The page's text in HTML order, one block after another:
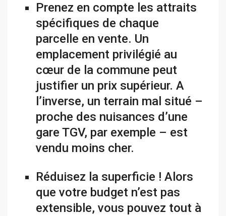
Prenez en compte les attraits
spécifiques de chaque
parcelle en vente. Un
emplacement privilégié au
cœur de la commune peut
justifier un prix supérieur. A
l’inverse, un terrain mal situé –
proche des nuisances d’une
gare TGV, par exemple – est
vendu moins cher.
Réduisez la superficie ! Alors
que votre budget n’est pas
extensible, vous pouvez tout à